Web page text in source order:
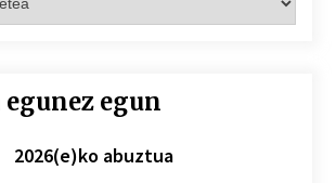
egun
2026(e)ko abuztua